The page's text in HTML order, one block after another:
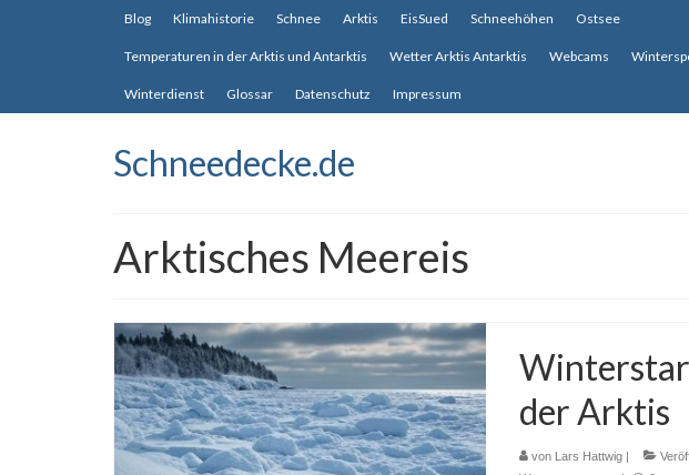
Blog Klimahistorie Schnee Arktis EisSued Schneehöhen Ostsee
Temperaturen in der Arktis und Antarktis Wetter Arktis Antarktis Webcams
Winterdienst Glossar Datenschutz Impressum
Schneedecke.de
Arktisches Meereis
der Arktis
von Lars Hattwig|